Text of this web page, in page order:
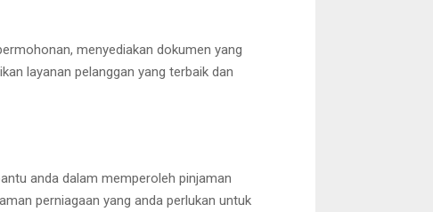
menyediakan dokumen yang
layanan pelanggan yang terbaik dan
anda dalam memperoleh pinjaman
perniagaan yang anda perlukan untuk